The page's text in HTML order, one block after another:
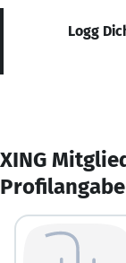
Logg
XING